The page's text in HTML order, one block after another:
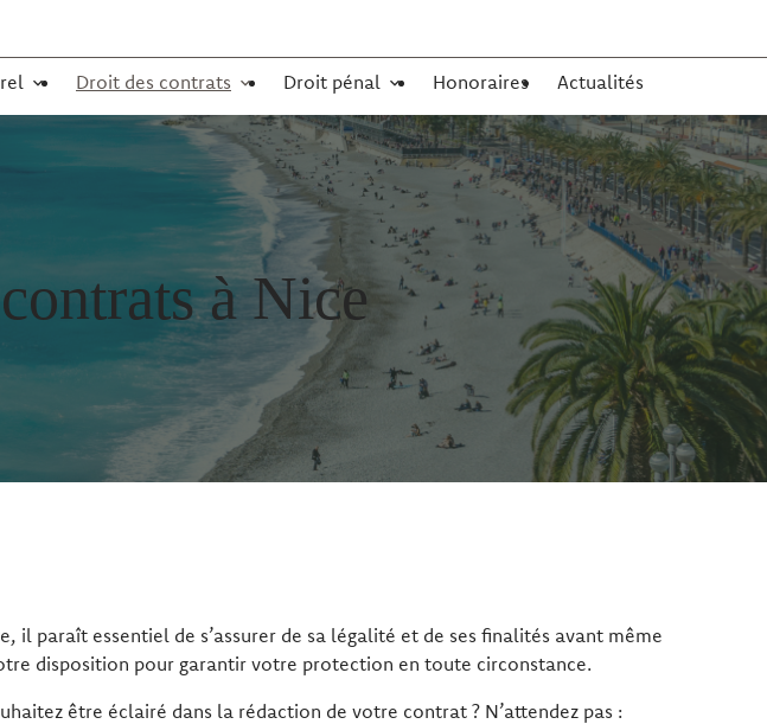
Droit des contrats Droit pénal Honoraires Actualités
à Nice
paraît essentiel de s’assurer de sa légalité et de ses finalités avant même
disposition pour garantir votre protection en toute circonstance.
être éclairé dans la rédaction de votre contrat ? N’attendez pas :